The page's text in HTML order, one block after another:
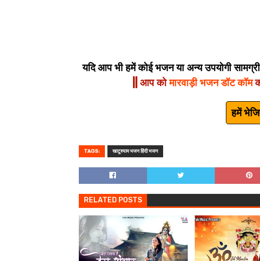
यदि आप भी हमें कोई भजन या अन्य उपयोगी
|| आप कोमारवाड़ी भजन डॉट कॉम
हमें
TAGS: खाटूश्याम भजन हिंदी भजन
RELATED POSTS